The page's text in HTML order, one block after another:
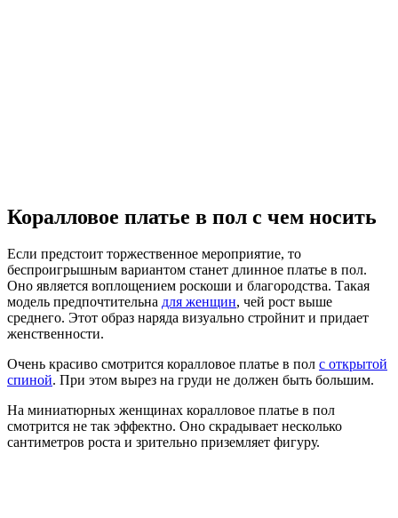
Коралловое платье в пол с чем носить
Если предстоит торжественное мероприятие, то
беспроигрышным вариантом станет длинное платье в пол.
Оно является воплощением роскоши и благородства. Такая
модель предпочтительна для женщин, чей рост выше
среднего. Этот образ наряда визуально стройнит и придает
женственности.
Очень красиво смотрится коралловое платье в пол с открытой
спиной. При этом вырез на груди не должен быть большим.
На миниатюрных женщинах коралловое платье в пол
смотрится не так эффектно. Оно скрадывает несколько
сантиметров роста и зрительно приземляет фигуру.